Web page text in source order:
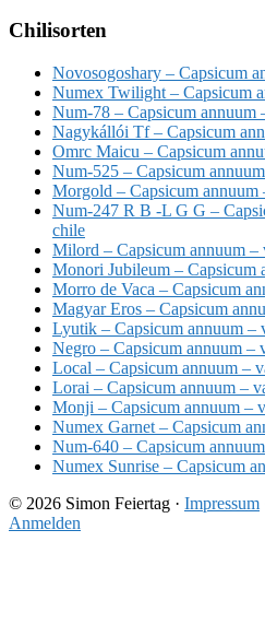
Chilisorten
Novosogoshary – Capsicum
Numex Twilight – Capsicum
Num-78 – Capsicum annuum
Nagykállói Tf – Capsicum
Omrc Maicu – Capsicum
Num-525 – Capsicum
Morgold – Capsicum annuum
Num-247 R B -L G G –
chile
Milord – Capsicum annuum –
Monori Jubileum – Capsicum
Morro de Vaca – Capsicum
Magyar Eros – Capsicum
Lyutik – Capsicum annuum –
Negro – Capsicum annuum –
Local – Capsicum annuum –
Lorai – Capsicum annuum –
Monji – Capsicum annuum –
Numex Garnet – Capsicum
Num-640 – Capsicum
Numex Sunrise – Capsicum
© 2026 Simon Feiertag · Impressum
Anmelden